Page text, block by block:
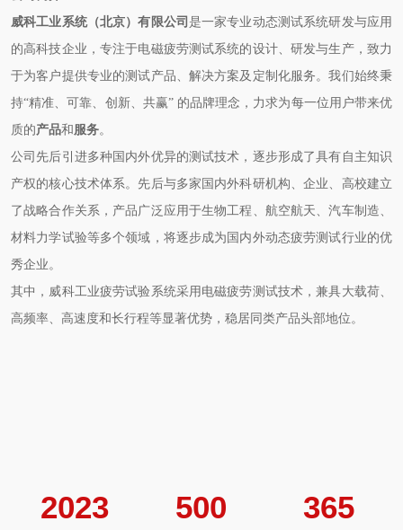
威科工业系统（北京）有限公司 是一家专业动态测试系统研发与应用
的高科技企业，专注于电磁疲劳测试系统的设计、研发与生产，致力
于为客户提供专业的测试产品、解决方案及定制化服务。我们始终秉
持“精准、可靠、创新、共赢” 的品牌理念，力求为每一位用户带来优
质的产品和 服务。
公司先后引进多种国内外优异的测试技术，逐步形成了具有自主知识
产权的核心技术体系。先后与多家国内外科研机构、企业、高校建立
了战略合作关系，产品广泛应用于生物工程、航空航天、汽车制造、
材料力学试验等多个领域，将逐步成为国内外动态疲劳测试行业的优
秀企业。
其中，威科工业疲劳试验系统采用电磁疲劳测试技术，兼具大载荷、
高频率、高速度和长行程等显著优势，稳居同类产品头部地位。
2023 500 365